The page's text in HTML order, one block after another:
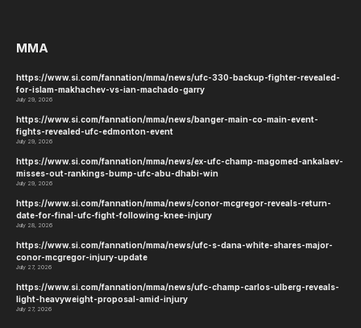
MMA
https://www.si.com/fannation/mma/news/ufc-330-backup-fighter-revealed-
for-islam-makhachev-vs-ian-machado-garry
July 29, 2026
https://www.si.com/fannation/mma/news/banger-main-co-main-event-
fights-revealed-ufc-edmonton-event
July 29, 2026
https://www.si.com/fannation/mma/news/ex-ufc-champ-magomed-ankalaev-
misses-out-rankings-bump-ufc-abu-dhabi-win
July 29, 2026
https://www.si.com/fannation/mma/news/conor-mcgregor-reveals-return-
date-for-final-ufc-fight-following-knee-injury
July 28, 2026
https://www.si.com/fannation/mma/news/ufc-s-dana-white-shares-major-
conor-mcgregor-injury-update
July 27, 2026
https://www.si.com/fannation/mma/news/ufc-champ-carlos-ulberg-reveals-
light-heavyweight-proposal-amid-injury
July 27, 2026